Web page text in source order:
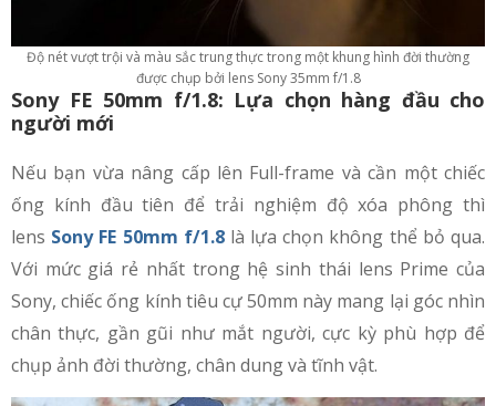
Độ nét vượt trội và màu sắc trung thực trong một khung hình đời thường
được chụp bởi lens Sony 35mm f/1.8
Sony FE 50mm f/1.8: Lựa chọn hàng đầu cho
người mới
Nếu bạn vừa nâng cấp lên Full-frame và cần một chiếc
ống kính đầu tiên để trải nghiệm độ xóa phông thì
lens Sony FE 50mm f/1.8là lựa chọn không thể bỏ qua.
Với mức giá rẻ nhất trong hệ sinh thái lens Prime của
Sony, chiếc ống kính tiêu cự 50mm này mang lại góc nhìn
chân thực, gần gũi như mắt người, cực kỳ phù hợp để
chụp ảnh đời thường, chân dung và tĩnh vật.